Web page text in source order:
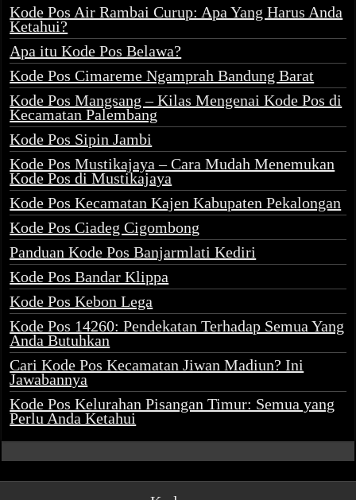
Kode Pos Air Rambai Curup: Apa Yang Harus Anda
Ketahui?
Apa itu Kode Pos Belawa?
Kode Pos Cimareme Ngamprah Bandung Barat
Kode Pos Mangsang – Kilas Mengenai Kode Pos di
Kecamatan Palembang
Kode Pos Sipin Jambi
Kode Pos Mustikajaya – Cara Mudah Menemukan
Kode Pos di Mustikajaya
Kode Pos Kecamatan Kajen Kabupaten Pekalongan
Kode Pos Ciadeg Cigombong
Panduan Kode Pos Banjarmlati Kediri
Kode Pos Bandar Klippa
Kode Pos Kebon Lega
Kode Pos 14260: Pendekatan Terhadap Semua Yang
Anda Butuhkan
Cari Kode Pos Kecamatan Jiwan Madiun? Ini
Jawabannya
Kode Pos Kelurahan Pisangan Timur: Semua yang
Perlu Anda Ketahui